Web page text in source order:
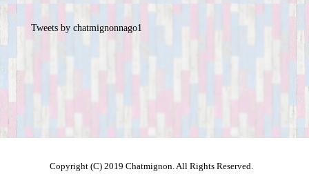
Tweets by chatmignonnago1
Copyright (C) 2019 Chatmignon. All Rights Reserved.